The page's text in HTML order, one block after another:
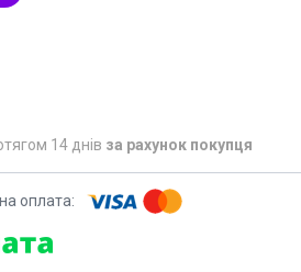
14 днів за рахунок покупця